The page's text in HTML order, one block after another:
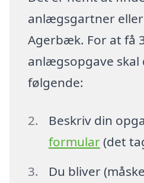
anlægsgartner
Agerbæk. For at få
anlægsopgave skal
følgende:
Beskriv din
formular(det
Du bliver